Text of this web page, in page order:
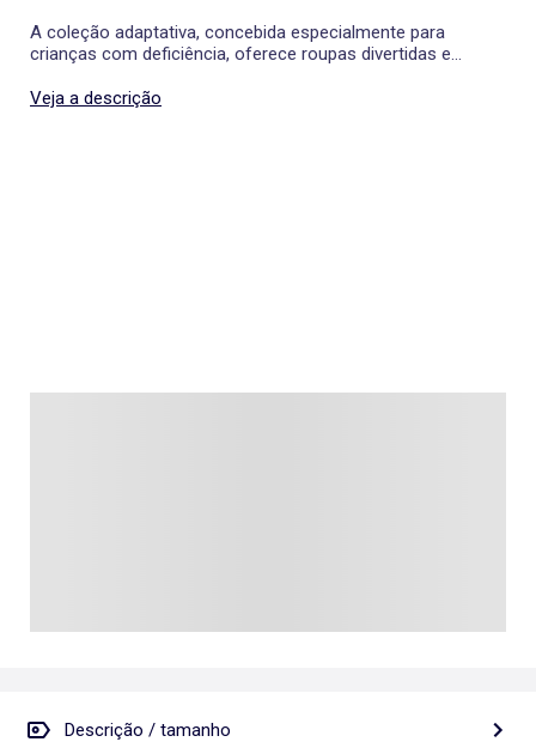
A coleção adaptativa, concebida especialmente para
crianças com deficiência, oferece roupas divertidas e
Veja a descrição
Descrição / tamanho